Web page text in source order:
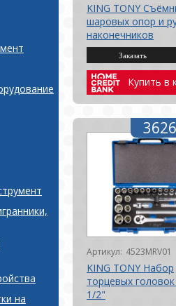
на
KING TONY
шаровых опор и
наконечников
Купить в
Артикул: 4523MRV01
KING TONY Набор
торцевых
1/2"